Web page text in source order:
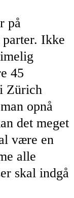
på
Ikke
45
Zürich
opnå
det meget
være en
alle
skal indgå